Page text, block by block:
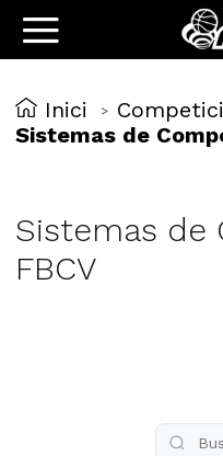
Inici >
Sistemas de
Sistemas de
FBCV